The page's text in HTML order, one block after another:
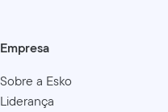
Empresa
Sobre a Esko
Liderança